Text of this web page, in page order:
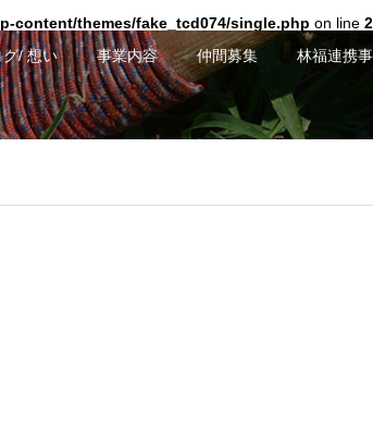
/ 想い 事業内容 仲間募集 林福連携
content/themes/fake_tcd074/single.php on line